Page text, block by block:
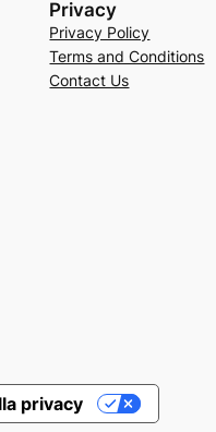
Privacy
Privacy Policy
Terms and Conditions
Contact Us
privacy